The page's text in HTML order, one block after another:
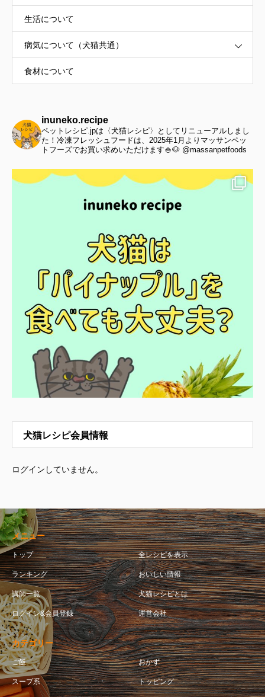
生活について
病気について（犬猫共通）
食材について
inuneko.recipe
ペットレシピ.jpは〈犬猫レシピ〉としてリニューアルしまし
た！冷凍フレッシュフードは、2025年1月よりマッサンペッ
トフーズでお買い求めいただけます🍚🐶 @massanpetfoods
犬猫レシピ会員情報
ログインしていません。
メニュー
トップ 全レシピを表示
ランキング おいしい情報
講師一覧 犬猫レシピとは
ログイン&会員登録 運営会社
カテゴリー
ご飯 おかず
スープ系 トッピング